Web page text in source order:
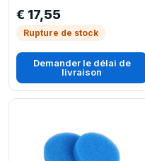
extérieur d'aquarium
Remplacement Aqua
€ 17,55
Rupture de stock
Demander le délai de
livraison